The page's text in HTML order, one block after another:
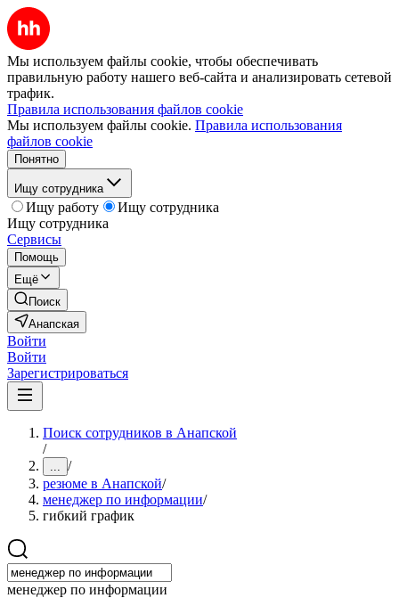
Мы используем файлы cookie, чтобы обеспечивать
правильную работу нашего веб-сайта и анализировать сетевой
трафик.
Правила использования файлов cookie
Мы используем файлы cookie. Правила использования
файлов cookie
Понятно
Ищу сотрудника
Ищу работу
Ищу сотрудника
Ищу сотрудника
Сервисы
Помощь
Ещё
Поиск
Анапская
Войти
Войти
Зарегистрироваться
Поиск сотрудников в Анапской
/
... /
резюме в Анапской/
менеджер по информации/
гибкий график
менеджер по информации